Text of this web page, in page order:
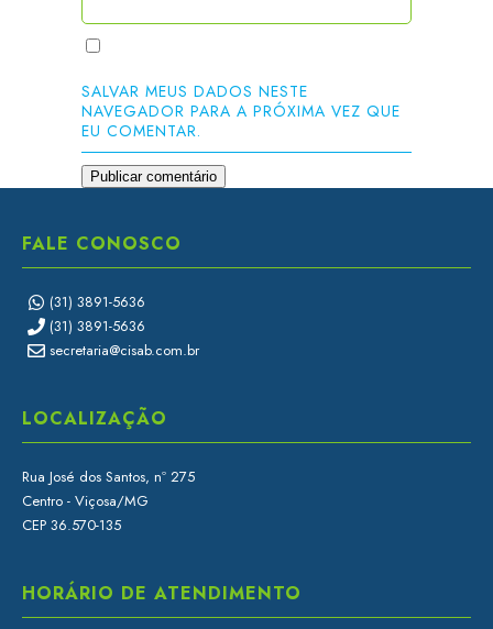
SALVAR MEUS DADOS NESTE
NAVEGADOR PARA A PRÓXIMA VEZ QUE
EU COMENTAR.
FALE CONOSCO
(31) 3891-5636
(31) 3891-5636
secretaria@cisab.com.br
LOCALIZAÇÃO
Rua José dos Santos, nº 275
Centro - Viçosa/MG
CEP 36.570-135
HORÁRIO DE ATENDIMENTO